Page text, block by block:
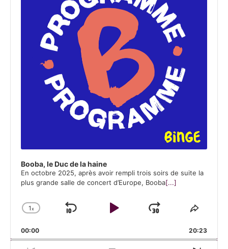
Booba, le Duc de la haine
En octobre 2025, après avoir rempli trois soirs de suite la
plus grande salle de concert d’Europe, Booba[...]
Change Playback Rate
1x Skip Backward
Play Pause
Jump Share
00:00 20:23